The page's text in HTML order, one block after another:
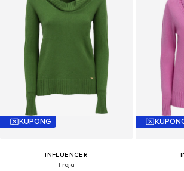
KUPONG
INFLUENCER
Tröja